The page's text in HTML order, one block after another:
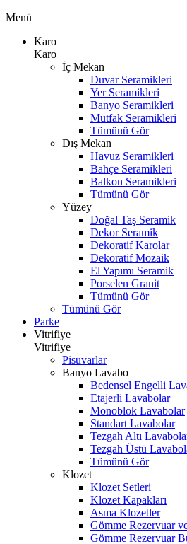
Menü
Karo
Karo
İç Mekan
Duvar Seramikleri
Yer Seramikleri
Banyo Seramikleri
Mutfak Seramikleri
Tümünü Gör
Dış Mekan
Havuz Seramikleri
Bahçe Seramikleri
Balkon Seramikleri
Tümünü Gör
Yüzey
Doğal Taş Seramik
Dekor Seramik
Dekoratif Karolar
Dekoratif Mozaik
El Yapımı Seramik
Porselen Granit
Tümünü Gör
Tümünü Gör
Parke
Vitrifiye
Vitrifiye
Pisuvarlar
Banyo Lavabo
Bedensel Engelli
Etajerli Lavabolar
Monoblok Lavabolar
Standart Lavabolar
Tezgah Altı
Tezgah Üstü
Tümünü Gör
Klozet
Klozet Setleri
Klozet Kapakları
Asma Klozetler
Gömme Rezervuar
Gömme Rezervuar